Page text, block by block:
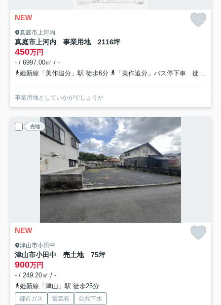
NEW
真庭市上河内
真庭市上河内 事業用地 2116坪
450万円
- / 6997.00㎡ / -
姫新線「美作追分」駅 徒歩6分
「美作追分」バス停下車 徒歩6分
事業用地としていかがでしょうか
売地
NEW
津山市小田中
津山市小田中 売土地 75坪
900万円
- / 249.20㎡ / -
姫新線「津山」駅 徒歩25分
都市ガス 電気有 公共下水